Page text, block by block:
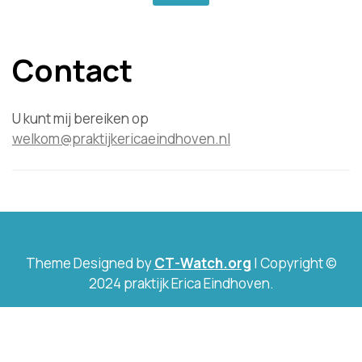
Contact
U kunt mij bereiken op
welkom@praktijkericaeindhoven.nl
Theme Designed byCT-Watch.org | Copyright ©
2024 praktijk Erica Eindhoven.